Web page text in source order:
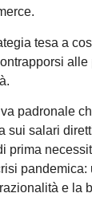
tesa a
padronale
sui salari
prima
e